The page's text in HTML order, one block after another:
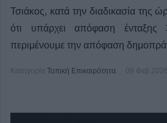
Τσιάκος, κατά την διαδικασία της
ότι υπάρχει απόφαση
περιμένουμε την απόφαση
Κατηγορία Τοπική Επικαιρότητα 09 Φεβ 2026